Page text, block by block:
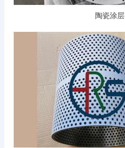
陶瓷涂层